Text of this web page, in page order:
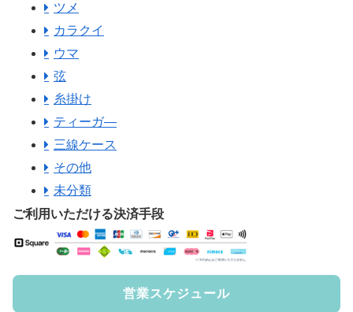
ツメ
カラクイ
ウマ
弦
糸掛け
ティーガ―
三線ケース
その他
未分類
ご利用いただける決済手段
営業スケジュール